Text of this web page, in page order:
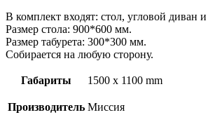
В комплект входят: стол, угловой диван и
Размер стола: 900*600 мм.
Размер табурета: 300*300 мм.
Собирается на любую сторону.
Габариты 1500 x 1100 mm
Производитель Миссия